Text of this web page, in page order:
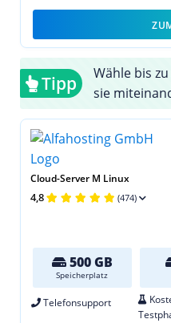
Tipp
Wähle bis
sie
Cloud-Server M Linux
4,8 (474)
500 GB
Speicherplatz
Telefonsupport